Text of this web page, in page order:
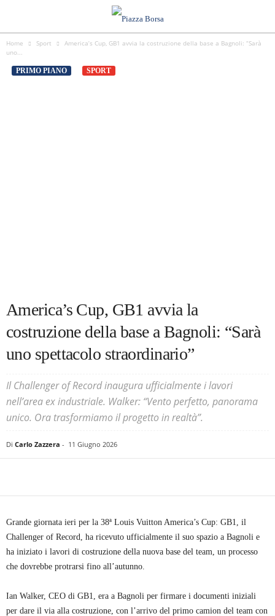
Home Sport
America’s Cup, GB1 avvia la costruzione della base a Bagnoli: “Sarà
uno...
PRIMO PIANO SPORT
America’s Cup, GB1 avvia la
costruzione della base a Bagnoli: “Sarà
uno spettacolo straordinario”
Il Challenger of Record inaugura ufficialmente i lavori
nell’area ex industriale. Walker: “Vento perfetto, panorama
unico. Ora trasformiamo il progetto in realtà”.
Di Carlo Zazzera - 11 Giugno 2026
Grande giornata ieri per la 38ª Louis Vuitton America’s Cup: GB1, il
Challenger of Record, ha ricevuto ufficialmente il suo spazio a Bagnoli e
ha iniziato i lavori di costruzione della nuova base del team, un processo
che dovrebbe protrarsi fino all’autunno.
Ian Walker, CEO di GB1, era a Bagnoli per firmare i documenti iniziali
per dare il via alla costruzione, con l’arrivo del primo camion del team con